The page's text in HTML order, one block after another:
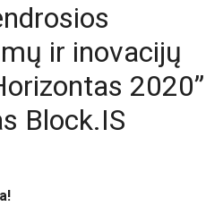
ir inovacijų
2020”
Block.IS